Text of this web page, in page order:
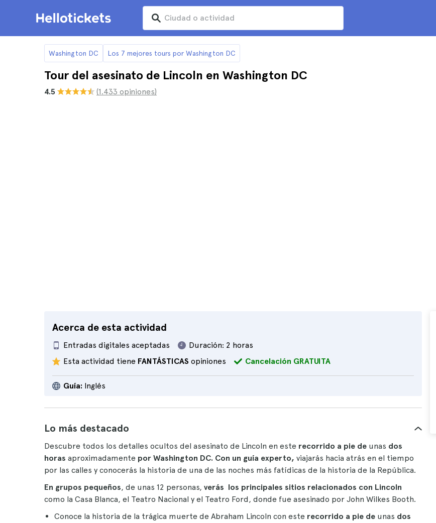
Washington DC Los 7 mejores tours por Washington DC
Tour del asesinato de Lincoln en Washington DC
4.5 (1.433 opiniones)
Acerca de esta actividad
Entradas digitales aceptadas Duración: 2 horas
Esta actividad tiene FANTÁSTICAS opiniones Cancelación GRATUITA
Guía: Inglés
Lo más destacado
Descubre todos los detalles ocultos del asesinato de Lincoln en este recorrido a pie de unas dos
horas aproximadamente por Washington DC. Con un guía experto, viajarás hacia atrás en el tiempo
por las calles y conocerás la historia de una de las noches más fatídicas de la historia de la República.
En grupos pequeños, de unas 12 personas, verás los principales sitios relacionados con Lincoln
como la Casa Blanca, el Teatro Nacional y el Teatro Ford, donde fue asesinado por John Wilkes Booth.
Conoce la historia de la trágica muerte de Abraham Lincoln con este recorrido a pie de unas dos